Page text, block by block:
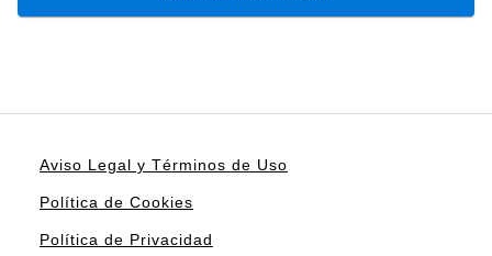
Aviso Legal y Términos de Uso
Política de Cookies
Política de Privacidad